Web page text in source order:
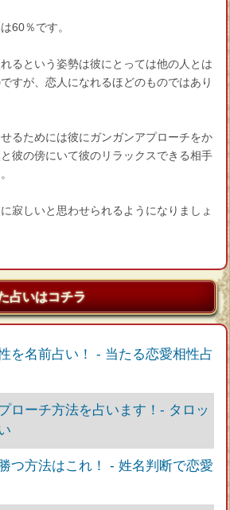
60％です。
るという姿勢は彼にとっては他の人とは
すが、恋人になれるほどのものではあり
るためには彼にガンガンアプローチをか
彼の傍にいて彼のリラックスできる相手
寂しいと思わせられるようになりましょ
占いはコチラ
を名前占い！ ‐ 当たる恋愛相性占
ローチ方法を占います！‐ タロッ
つ方法はこれ！ ‐ 姓名判断で恋愛